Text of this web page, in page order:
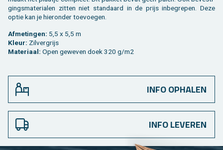
gings­ma­te­ri­a­len zit­ten niet stan­daard in de prijs in­be­gre­pen. Deze
optie kan je hier­on­der toe­voe­gen.
Af­me­tin­gen: 5,5 x 5,5 m
Kleur: Zil­ver­grijs
Ma­te­ri­aal: Open ge­we­ven doek 320 g/m2
INFO OPHALEN
INFO LEVEREN